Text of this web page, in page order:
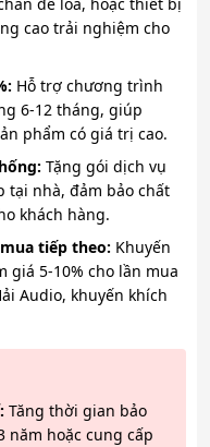
cao trải nghiệm cho
Hỗ trợ chương trình
6-12 tháng, giúp
phẩm có giá trị cao.
Tặng gói dịch vụ
tại nhà, đảm bảo chất
khách hàng.
tiếp theo: Khuyến
giá 5-10% cho lần mua
Audio, khuyến khích
Tăng thời gian bảo
năm hoặc cung cấp